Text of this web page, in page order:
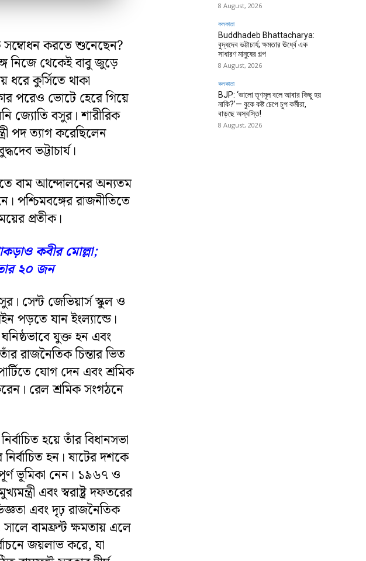
করতে শুনেছেন?
নিজে থেকেই বাবু জুড়ে
ধরে কুর্সিতে থাকা
পরেও ভোটে হেরে গিয়ে
জ্যোতি বসুর। শারীরিক
পদ ত্যাগ করেছিলেন
ভট্টাচার্য।
বাম আন্দোলনের অন্যতম
পশ্চিমবঙ্গের রাজনীতিতে
প্রতীক।
কবীর মোল্লা;
২০ জন
সেন্ট জেভিয়ার্স স্কুল ও
পড়তে যান ইংল্যান্ডে।
যুক্ত হন এবং
রাজনৈতিক চিন্তার ভিত
যোগ দেন এবং শ্রমিক
রেল শ্রমিক সংগঠনে
হয়ে তাঁর বিধানসভা
হন। ষাটের দশকে
ভূমিকা নেন। ১৯৬৭ ও
এবং স্বরাষ্ট্র দফতরের
এবং দৃঢ় রাজনৈতিক
বামফ্রন্ট ক্ষমতায় এলে
জয়লাভ করে, যা
8 August, 2026
কলকাতা
Buddhadeb Bhattacharya:
বুদ্ধদেব ভট্টাচার্য; ক্ষমতার ঊর্ধ্বে এক
সাধারণ মানুষের গল্প
8 August, 2026
কলকাতা
BJP: ‘ভালো তৃণমূল বলে আবার কিছু হয়
নাকি?’— বুকে কষ্ট চেপে চুপ কর্মীরা,
বাড়ছে অস্বস্তি!
8 August, 2026